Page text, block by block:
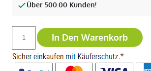
Über 500.00 Kunden!
In Den Warenkorb